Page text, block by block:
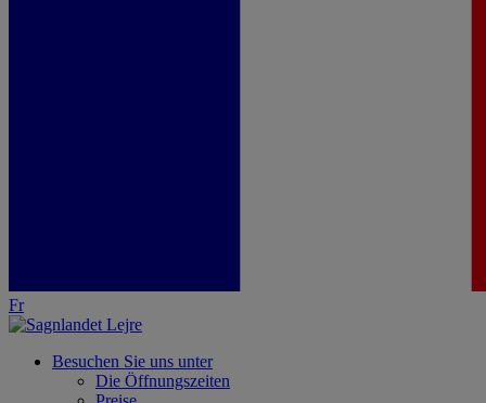
Fr
Besuchen Sie uns unter
Die Öffnungszeiten